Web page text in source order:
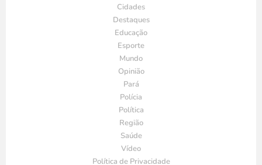
Cidades
Destaques
Educação
Esporte
Mundo
Opinião
Pará
Polícia
Política
Região
Saúde
Vídeo
Política de Privacidade